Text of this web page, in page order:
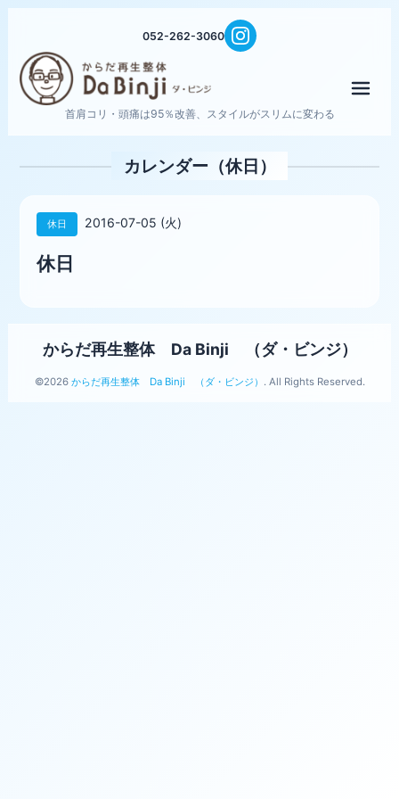
052-262-3060
首肩コリ・頭痛は95％改善、スタイルがスリムに変わる
カレンダー（休日）
休日 2016-07-05 (火)
休日
からだ再生整体 Da Binji （ダ・ビンジ）
©2026 からだ再生整体 Da Binji （ダ・ビンジ） . All Rights Reserved.